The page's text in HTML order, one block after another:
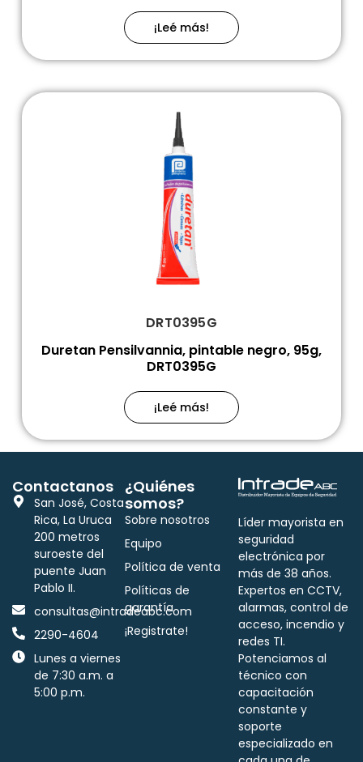
¡Leé más!
DRT0395G
Duretan Pensilvannia, pintable negro, 95g,
DRT0395G
¡Leé más!
Líder mayorista en
seguridad
electrónica por
más de 38 años.
Expertos en CCTV,
alarmas, control de
acceso, incendio y
redes TI.
Potenciamos al
técnico con
capacitación
constante y
soporte
especializado en
¿Quiénes
somos?
Sobre nosotros
Equipo
Política de venta
Políticas de
garantía
¡Registrate!
Contactanos
San José, Costa
Rica, La Uruca
200 metros
suroeste del
puente Juan
Pablo II.
consultas@intradeabc.com
2290-4604
Lunes a viernes
de 7:30 a.m. a
5:00 p.m.